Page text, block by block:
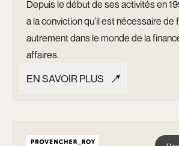
Depuis le début de ses activités en
a la conviction qu’il est nécessaire
autrement dans le monde de la
affaires.
EN SAVOIR PLUS